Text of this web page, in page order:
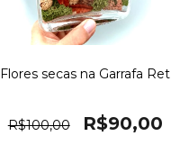
Flores secas na Garrafa Ret
R$100,00 R$90,00